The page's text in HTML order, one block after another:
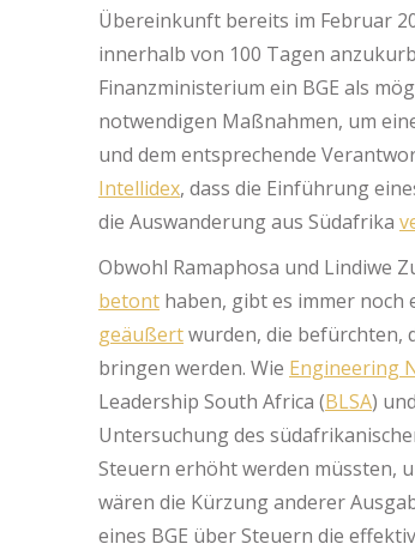
Übereinkunft bereits im Februar
innerhalb von 100 Tagen
Finanzministerium ein BGE als
notwendigen Maßnahmen, um
und dem entsprechende
Intellidex, dass die Einführung
die Auswanderung aus Südafrika
Obwohl Ramaphosa und Lindiwe
betont haben, gibt es immer
geäußertwurden, die befürchten,
bringen werden. Wie Engineering
Leadership South Africa (BLSA)
Untersuchung des
Steuern erhöht werden müssten,
wären die Kürzung anderer
eines BGE über Steuern die